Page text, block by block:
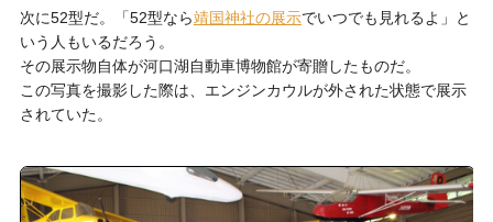
次に52型だ。「52型なら靖国神社の展示でいつでも見れるよ」と
いう人もいるだろう。
その展示物自体が河口湖自動車博物館が寄贈したものだ。
この写真を撮影した際は、エンジンカウルが外された状態で展示
されていた。